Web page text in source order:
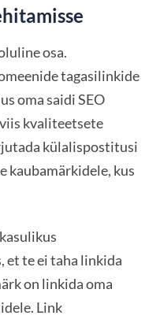
osa.
tagasilinkide
oma saidi SEO
kvaliteetsete
külalispostitusi
kaubamärkidele, kus
et te ei taha linkida
on linkida oma
Link